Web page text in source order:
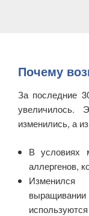
Почему
За последние
изменились, а
В условиях
аллергенов,
Изменился